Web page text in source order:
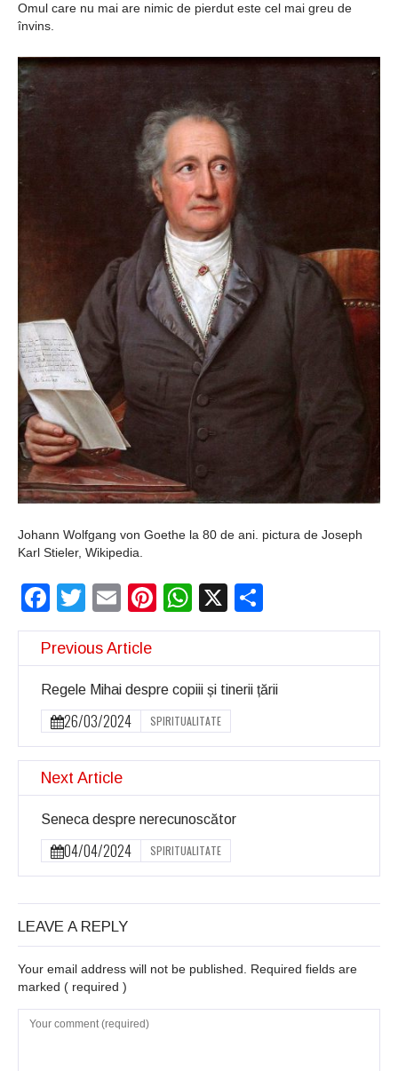
Omul care nu mai are nimic de pierdut este cel mai greu de
învins.
Johann Wolfgang von Goethe la 80 de ani. pictura de Joseph
Karl Stieler, Wikipedia.
Facebook
Twitter
EmailPinterest
WhatsApp
X
Previous Article
Regele Mihai despre copiii și tinerii țării
26/03/2024 SPIRITUALITATE
Next Article
Seneca despre nerecunoscător
04/04/2024 SPIRITUALITATE
LEAVE A REPLY
Your email address will not be published. Required fields are
marked ( required )